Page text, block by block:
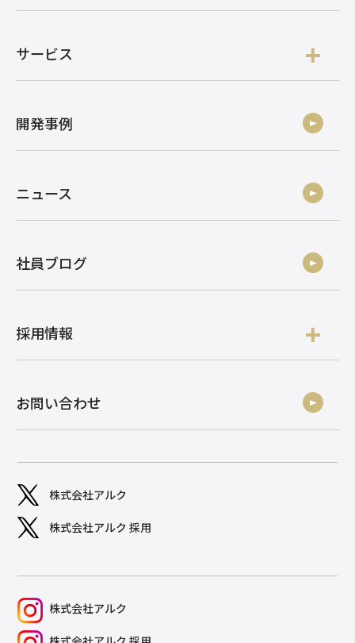
サービス
開発事例
ニュース
社員ブログ
採用情報
お問い合わせ
株式会社アルク
株式会社アルク 採用
株式会社アルク